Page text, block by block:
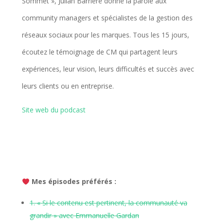
community managers et spécialistes de la gestion des
réseaux sociaux pour les marques. Tous les 15 jours,
écoutez le témoignage de CM qui partagent leurs
expériences, leur vision, leurs difficultés et succès avec
leurs clients ou en entreprise.
Site web du podcast
Mes épisodes préférés :
1. « Si le contenu est pertinent, la communauté va
grandir » avec Emmanuelle Gardan